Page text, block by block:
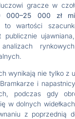
gracze w
000–25 000 zł
wartości
publicznie
wynikają nie tylko z
i
podczas gdy
w dolnych
z poprzednią